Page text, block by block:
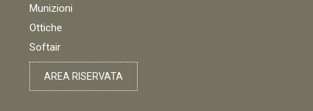
Munizioni
Ottiche
Softair
AREA RISERVATA